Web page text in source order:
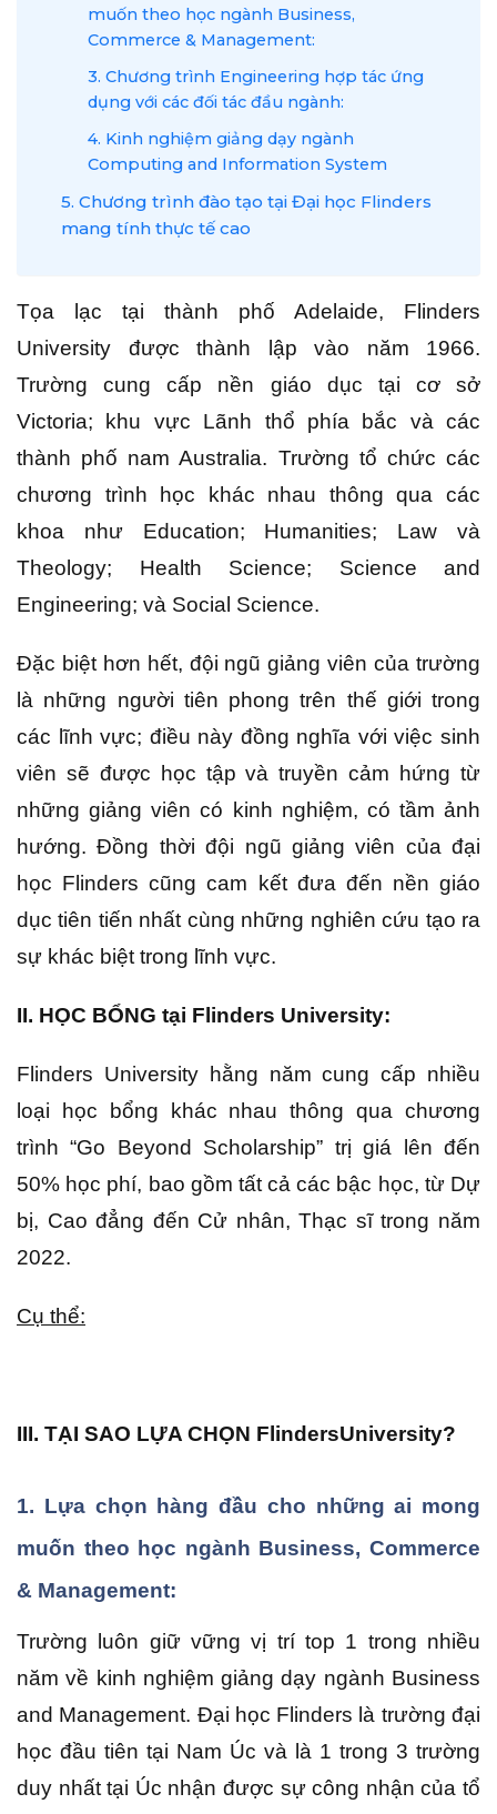
muốn theo học ngành Business,
Commerce & Management:
3. Chương trình Engineering hợp tác ứng
dụng với các đối tác đầu ngành:
4. Kinh nghiệm giảng dạy ngành
Computing and Information System
5. Chương trình đào tạo tại Đại học Flinders
mang tính thực tế cao
Tọa lạc tại thành phố Adelaide, Flinders
University được thành lập vào năm 1966.
Trường cung cấp nền giáo dục tại cơ sở
Victoria; khu vực Lãnh thổ phía bắc và các
thành phố nam Australia. Trường tổ chức các
chương trình học khác nhau thông qua các
khoa như Education; Humanities; Law và
Theology; Health Science; Science and
Engineering; và Social Science.
Đặc biệt hơn hết, đội ngũ giảng viên của trường
là những người tiên phong trên thế giới trong
các lĩnh vực; điều này đồng nghĩa với việc sinh
viên sẽ được học tập và truyền cảm hứng từ
những giảng viên có kinh nghiệm, có tầm ảnh
hướng. Đồng thời đội ngũ giảng viên của đại
học Flinders cũng cam kết đưa đến nền giáo
dục tiên tiến nhất cùng những nghiên cứu tạo ra
sự khác biệt trong lĩnh vực.
II. HỌC BỔNG tại Flinders University:
Flinders University hằng năm cung cấp nhiều
loại học bổng khác nhau thông qua chương
trình “Go Beyond Scholarship” trị giá lên đến
50% học phí, bao gồm tất cả các bậc học, từ Dự
bị, Cao đẳng đến Cử nhân, Thạc sĩ trong năm
2022.
Cụ thể:
III. TẠI SAO LỰA CHỌN FlindersUniversity?
1. Lựa chọn hàng đầu cho những ai mong
muốn theo học ngành Business, Commerce
& Management:
Trường luôn giữ vững vị trí top 1 trong nhiều
năm về kinh nghiệm giảng dạy ngành Business
and Management. Đại học Flinders là trường đại
học đầu tiên tại Nam Úc và là 1 trong 3 trường
duy nhất tại Úc nhận được sự công nhận của tổ